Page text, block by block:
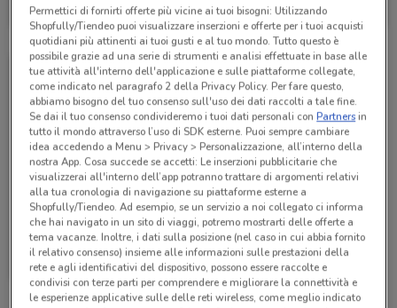
Scade il 31/12
Hikoki
Scade il 30/09 6.1 km
Permettici di fornirti offerte più vicine ai tuoi bisogni: Utilizzando
Shopfully/Tiendeo puoi visualizzare inserzioni e offerte per i tuoi acquisti
quotidiani più attinenti ai tuoi gusti e al tuo mondo. Tutto questo è
possibile grazie ad una serie di strumenti e analisi effettuate in base alle
tue attività all'interno dell'applicazione e sulle piattaforme collegate,
come indicato nel paragrafo 2 della Privacy Policy. Per fare questo,
abbiamo bisogno del tuo consenso sull'uso dei dati raccolti a tale fine.
Se dai il tuo consenso condivideremo i tuoi dati personali conPartnersin
tutto il mondo attraverso l’uso di SDK esterne. Puoi sempre cambiare
idea accedendo a Menu > Privacy > Personalizzazione, all’interno della
nostra App. Cosa succede se accetti: Le inserzioni pubblicitarie che
visualizzerai all'interno dell’app potranno trattare di argomenti relativi
alla tua cronologia di navigazione su piattaforme esterne a
Shopfully/Tiendeo. Ad esempio, se un servizio a noi collegato ci informa
che hai navigato in un sito di viaggi, potremo mostrarti delle offerte a
tema vacanze. Inoltre, i dati sulla posizione (nel caso in cui abbia fornito
il relativo consenso) insieme alle informazioni sulle prestazioni della
rete e agli identificativi del dispositivo, possono essere raccolte e
condivisi con terze parti per comprendere e migliorare la connettività e
le esperienze applicative sulle delle reti wireless, come meglio indicato